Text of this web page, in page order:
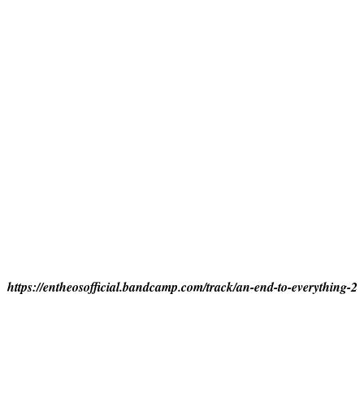
https://entheosofficial.bandcamp.com/track/an-end-to-everything-2